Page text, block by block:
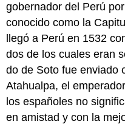
gobernador del Perú
conocido como la
llegó a Perú en 1532
dos de los cuales eran
do de Soto fue enviado
Atahualpa, el
los españoles no
en amistad y con la